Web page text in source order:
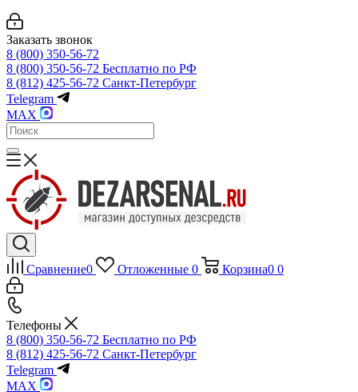
Заказать звонок
8 (800) 350-56-72
8 (800) 350-56-72 Бесплатно по РФ
8 (812) 425-56-72 Санкт-Петербург
Telegram
MAX
Сравнение0 Отложенные 0 Корзина0 0
Телефоны
8 (800) 350-56-72 Бесплатно по РФ
8 (812) 425-56-72 Санкт-Петербург
Telegram
MAX